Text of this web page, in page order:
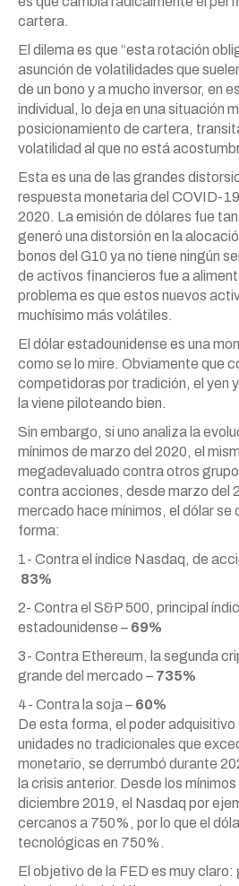
cartera.
El dilema es que “esta rotación
asunción de volatilidades que
de un bono y a mucho inversor, en
individual, lo deja en una situación
posicionamiento de cartera,
volatilidad al que no está
Esta es una de las grandes
respuesta monetaria del COVID-
2020. La emisión de dólares fue
generó una distorsión en la
bonos del G10 ya no tiene ningún
de activos financieros fue a
problema es que estos nuevos
muchísimo más volátiles.
El dólar estadounidense es una
como se lo mire. Obviamente que
competidoras por tradición, el yen
la viene piloteando bien.
Sin embargo, si uno analiza la
mínimos de marzo del 2020, el
megadevaluado contra otros
contra acciones, desde marzo del
mercado hace mínimos, el dólar se
forma:
1- Contra el índice Nasdaq, de
83%
2- Contra el S&P 500, principal
estadounidense – 69%
3- Contra Ethereum, la segunda
grande del mercado – 735%
4- Contra la soja – 60%
De esta forma, el poder adquisitivo
unidades no tradicionales que
monetario, se derrumbó durante
la crisis anterior. Desde los
diciembre 2019, el Nasdaq por
cercanos a 750%, por lo que el
tecnológicas en 750%.
El objetivo de la FED es muy claro: